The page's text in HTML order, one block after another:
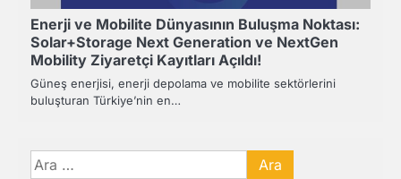
Enerji ve Mobilite Dünyasının Buluşma Noktası:
Solar+Storage Next Generation ve NextGen
Mobility Ziyaretçi Kayıtları Açıldı!
Güneş enerjisi, enerji depolama ve mobilite sektörlerini
buluşturan Türkiye’nin en…
Arama: